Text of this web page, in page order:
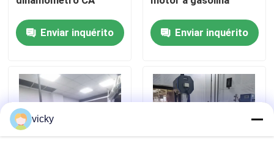
Notícias
Dinamômetro do torque
Dinamômetro de alta velocidade
Enviar inquérito Enviar inquérito
vicky